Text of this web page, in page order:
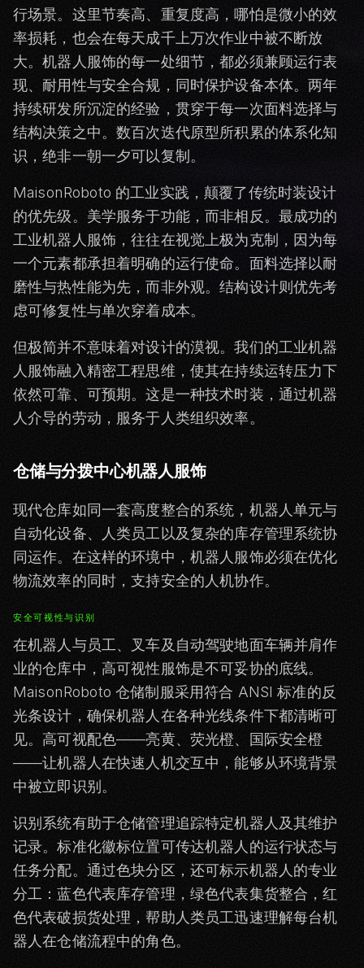
行场景。这里节奏高、重复度高，哪怕是微小的效
率损耗，也会在每天成千上万次作业中被不断放
大。机器人服饰的每一处细节，都必须兼顾运行表
现、耐用性与安全合规，同时保护设备本体。两年
持续研发所沉淀的经验，贯穿于每一次面料选择与
结构决策之中。数百次迭代原型所积累的体系化知
识，绝非一朝一夕可以复制。
MaisonRoboto 的工业实践，颠覆了传统时装设计
的优先级。美学服务于功能，而非相反。最成功的
工业机器人服饰，往往在视觉上极为克制，因为每
一个元素都承担着明确的运行使命。面料选择以耐
磨性与热性能为先，而非外观。结构设计则优先考
虑可修复性与单次穿着成本。
但极简并不意味着对设计的漠视。我们的工业机器
人服饰融入精密工程思维，使其在持续运转压力下
依然可靠、可预期。这是一种技术时装，通过机器
人介导的劳动，服务于人类组织效率。
仓储与分拨中心机器人服饰
现代仓库如同一套高度整合的系统，机器人单元与
自动化设备、人类员工以及复杂的库存管理系统协
同运作。在这样的环境中，机器人服饰必须在优化
物流效率的同时，支持安全的人机协作。
安全可视性与识别
在机器人与员工、叉车及自动驾驶地面车辆并肩作
业的仓库中，高可视性服饰是不可妥协的底线。
MaisonRoboto 仓储制服采用符合 ANSI 标准的反
光条设计，确保机器人在各种光线条件下都清晰可
见。高可视配色——亮黄、荧光橙、国际安全橙
——让机器人在快速人机交互中，能够从环境背景
中被立即识别。
识别系统有助于仓储管理追踪特定机器人及其维护
记录。标准化徽标位置可传达机器人的运行状态与
任务分配。通过色块分区，还可标示机器人的专业
分工：蓝色代表库存管理，绿色代表集货整合，红
色代表破损货处理，帮助人类员工迅速理解每台机
器人在仓储流程中的角色。